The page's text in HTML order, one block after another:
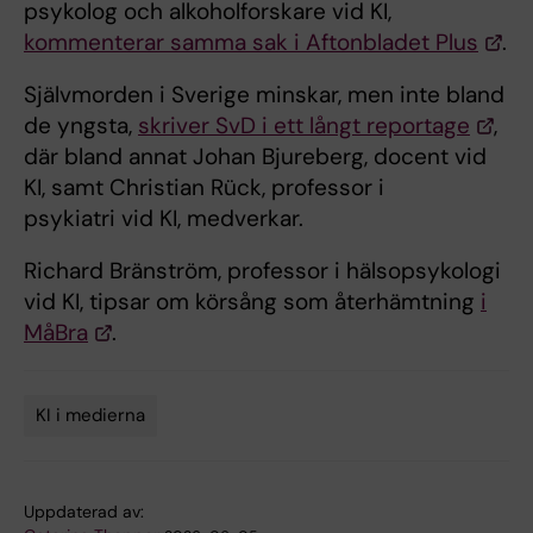
psykolog och alkoholforskare vid KI,
kommenterar samma sak i Aftonbladet Plus
.
Själv­morden i Sverige minskar, men inte bland
de yngsta, skriver SvD i ett långt reportage
,
där bland annat Johan Bjureberg, docent vid
KI, samt Christian Rück, professor i
psykiatri vid KI, medverkar.
Richard Bränström, professor i hälsopsykologi
vid KI, tipsar om körsång som återhämtning i
MåBra
.
KI i medierna
Uppdaterad av: